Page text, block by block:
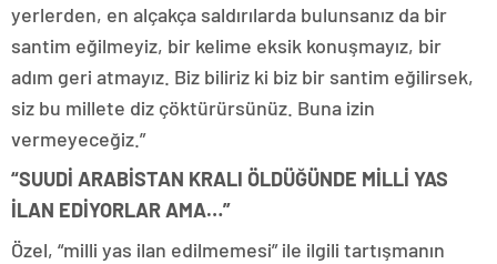
yerlerden, en alçakça saldırılarda bulunsanız da bir
santim eğilmeyiz, bir kelime eksik konuşmayız, bir
adım geri atmayız. Biz biliriz ki biz bir santim eğilirsek,
siz bu millete diz çöktürürsünüz. Buna izin
vermeyeceğiz.”
“SUUDİ ARABİSTAN KRALI ÖLDÜĞÜNDE MİLLİ YAS
İLAN EDİYORLAR AMA…”
Özel, “milli yas ilan edilmemesi” ile ilgili tartışmanın